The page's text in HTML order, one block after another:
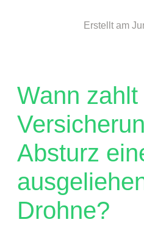
Erstellt am
Wann zahlt
Absturz
Drohne?